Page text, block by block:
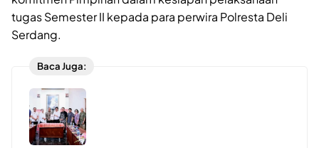
tugas Semester II kepada para perwira Polresta Deli
Serdang.
Baca Juga: